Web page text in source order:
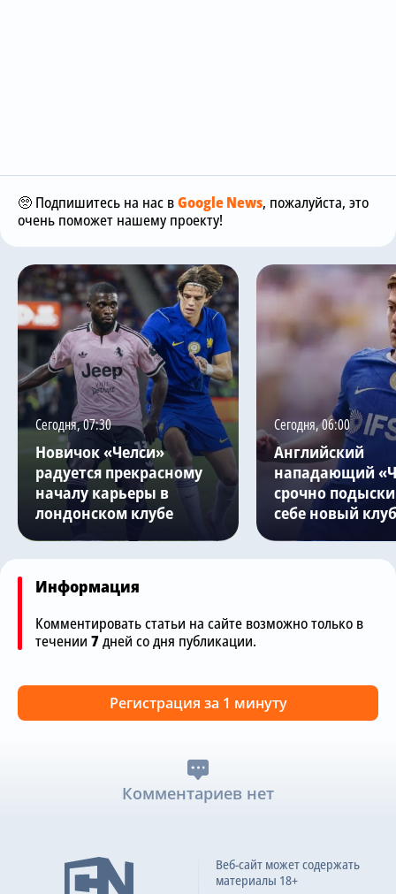
🥺 Подпишитесь на нас вGoogle News, пожалуйста, это
очень поможет нашему проекту!
Сегодня, 07:30
Новичок «Челси»
радуется прекрасному
началу карьеры в
лондонском клубе
Сегодня, 06:00
Английский
нападающий
срочно
себе новый клуб
Информация
Комментировать статьи на сайте возможно только в
течении 7дней со дня публикации.
Регистрация за 1 минуту
Комментариев нет
Веб-сайт может содержать
материалы 18+